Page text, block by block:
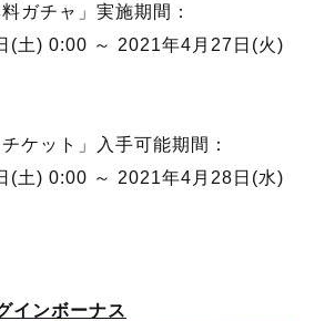
ガチャ」実施期間：
(土) 0:00 ～ 2021年4月27日(火)
ケット」入手可能期間：
(土) 0:00 ～ 2021年4月28日(水)
インボーナス